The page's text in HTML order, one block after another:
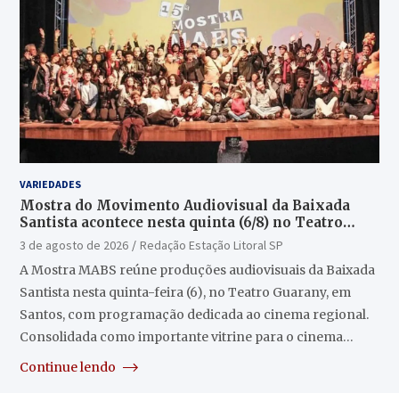
VARIEDADES
Mostra do Movimento Audiovisual da Baixada
Santista acontece nesta quinta (6/8) no Teatro
Guarany
3 de agosto de 2026
Redação Estação Litoral SP
A Mostra MABS reúne produções audiovisuais da Baixada
Santista nesta quinta-feira (6), no Teatro Guarany, em
Santos, com programação dedicada ao cinema regional.
Consolidada como importante vitrine para o cinema…
Continue lendo